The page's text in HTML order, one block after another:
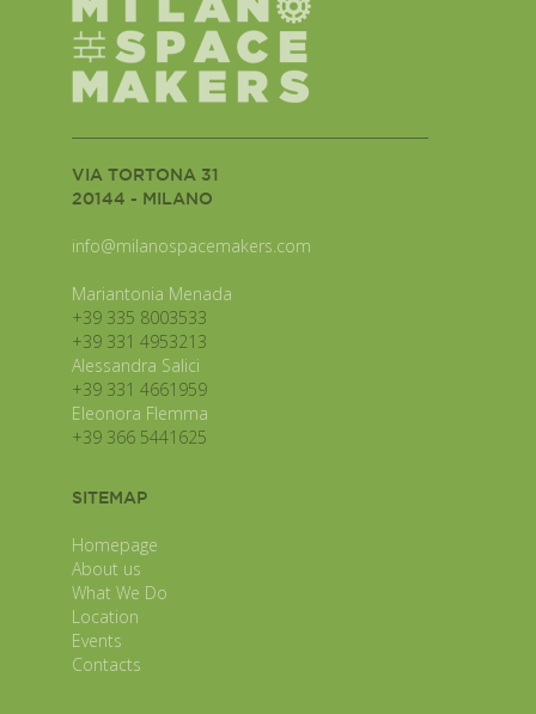
VIA TORTONA 31
20144 - MILANO
info@milanospacemakers.com
Mariantonia Menada
+39 335 8003533
+39 331 4953213
Alessandra Salici
+39 331 4661959
Eleonora Flemma
+39 366 5441625
SITEMAP
Homepage
About us
What We Do
Location
Events
Contacts